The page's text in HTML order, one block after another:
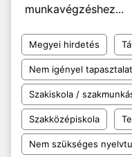
munkavégzéshez...
Megyei hirdetés
Nem igényel
Szakiskola /
Szakközépiskola
Nem szükséges